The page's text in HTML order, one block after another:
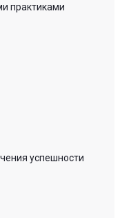
практиками
успешности